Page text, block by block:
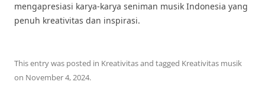
mengapresiasi karya-karya seniman musik Indonesia yang
penuh kreativitas dan inspirasi.
This entry was posted in Kreativitasand tagged Kreativitas musik
on November 4, 2024.